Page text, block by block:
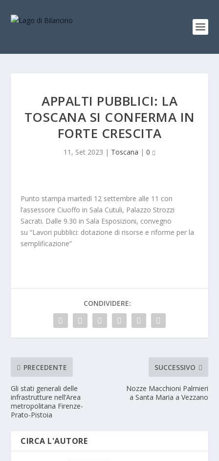
APPALTI PUBBLICI: LA
TOSCANA SI CONFERMA IN
FORTE CRESCITA
11, Set 2023 | Toscana | 0
Punto stampa martedì 12 settembre alle 11 con
l’assessore Ciuoffo in Sala Cutuli, Palazzo Strozzi
Sacrati. Dalle 9.30 in Sala Esposizioni, convegno
su “Lavori pubblici: dotazione di risorse e riforme per la
semplificazione”
CONDIVIDERE:
PRECEDENTE
Gli stati generali delle
infrastrutture nell’Area
metropolitana Firenze-
Prato-Pistoia
SUCCESSIVO
Nozze Macchioni Palmieri
a Santa Maria a Vezzano
CIRCA L'AUTORE